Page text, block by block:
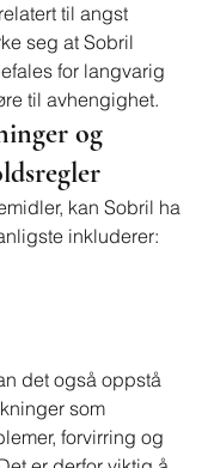
til angst
seg at Sobril
for langvarig
til avhengighet.
og
kan Sobril ha
inkluderer:
det også oppstå
som
forvirring og